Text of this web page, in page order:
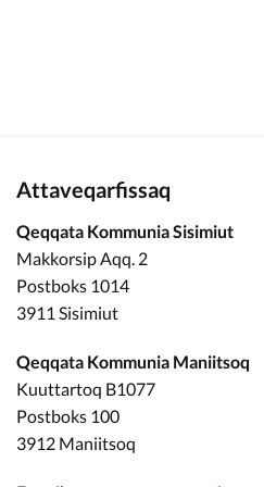
Attaveqarfissaq
Qeqqata Kommunia Sisimiut
Makkorsip Aqq. 2
Postboks 1014
3911 Sisimiut
Qeqqata Kommunia Maniitsoq
Kuuttartoq B1077
Postboks 100
3912 Maniitsoq